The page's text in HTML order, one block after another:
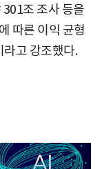
조 조사 등을
따른 이익 균형
고 강조했다.